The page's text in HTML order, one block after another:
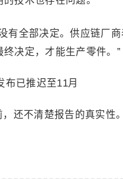
有全部决定。供应链厂商
决定，才能生产零件。”
还不清楚报告的真实性